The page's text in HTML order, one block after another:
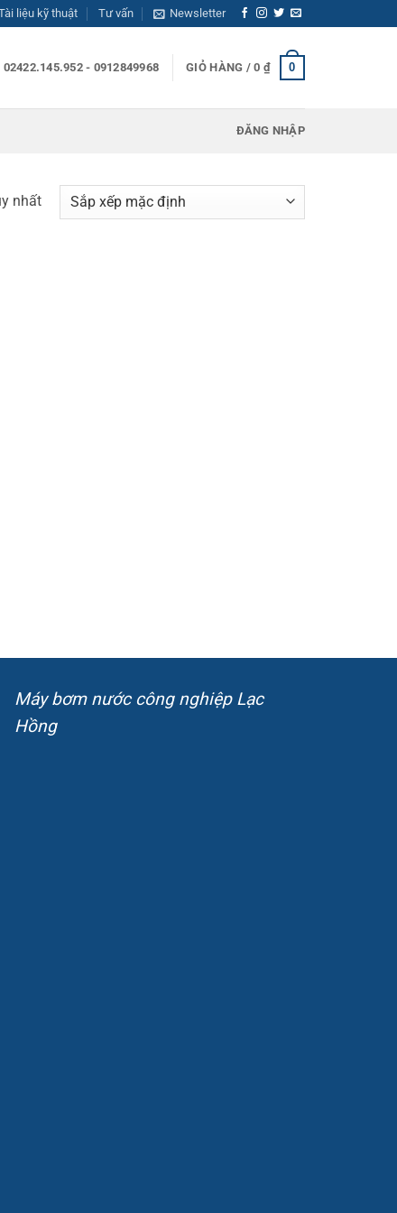
liệu kỹ thuật Tư vấn Newsletter
02422.145.952 - 0912849968 GIỎ HÀNG /0 ₫ 0
ĐĂNG NHẬP
nhất
Máy bơm nước công nghiệp Lạc
Hồng